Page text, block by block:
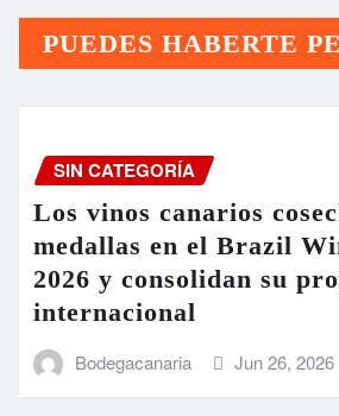
PUEDES HABERTE
SIN CATEGORÍA
Los vinos canarios
medallas en el Brazil
2026 y consolidan su
internacional
Bodegacanaria Jun 26, 2026